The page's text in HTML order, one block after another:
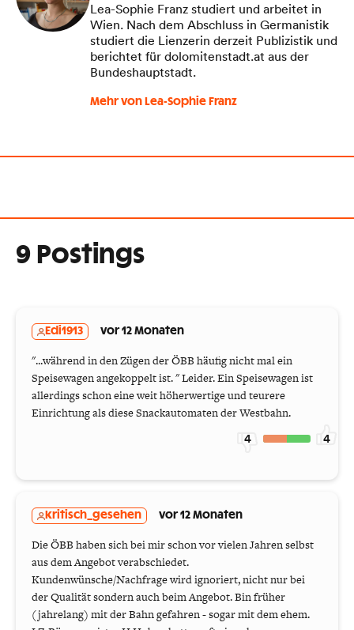
Lea-Sophie Franz studiert und arbeitet in
Wien. Nach dem Abschluss in Germanistik
studiert die Lienzerin derzeit Publizistik und
berichtet für dolomitenstadt.at aus der
Bundeshauptstadt.
Mehr von Lea-Sophie Franz
9 Postings
Edi1913 vor 12 Monaten
"...während in den Zügen der ÖBB häufig nicht mal ein
Speisewagen angekoppelt ist. " Leider. Ein Speisewagen ist
allerdings schon eine weit höherwertige und teurere
Einrichtung als diese Snackautomaten der Westbahn.
4 4
kritisch_gesehen vor 12 Monaten
Die ÖBB haben sich bei mir schon vor vielen Jahren selbst
aus dem Angebot verabschiedet.
Kundenwünsche/Nachfrage wird ignoriert, nicht nur bei
der Qualität sondern auch beim Angebot. Bin früher
(jahrelang) mit der Bahn gefahren - sogar mit dem ehem.